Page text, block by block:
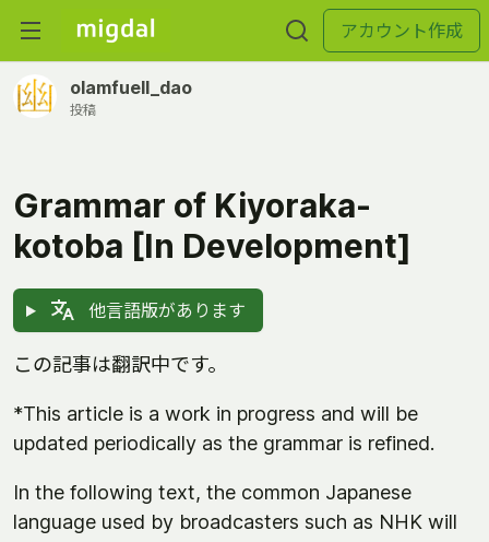
アカウント作成
olamfuell_dao
投稿
Grammar of Kiyoraka-
kotoba [In Development]
他言語版があります
この記事は翻訳中です。
*This article is a work in progress and will be
updated periodically as the grammar is refined.
In the following text, the common Japanese
language used by broadcasters such as NHK will